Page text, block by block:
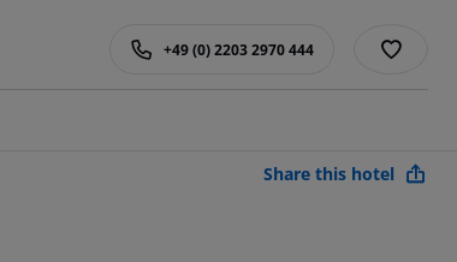
+49 (0) 2203 2970 444
Share this hotel